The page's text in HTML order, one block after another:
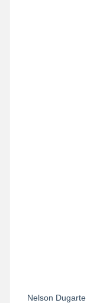
Nelson Dugarte